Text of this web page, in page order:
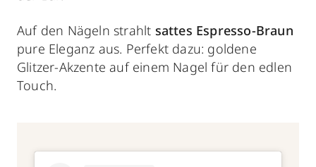
Auf den Nägeln strahlt sattes Espresso-Braun
pure Eleganz aus. Perfekt dazu: goldene
Glitzer-Akzente auf einem Nagel für den edlen
Touch.